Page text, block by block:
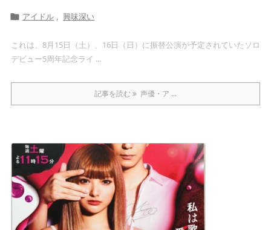
 アイドル , 興味深い
これは、8月15日（土）、16日（日）に振替公演が予定されていたソロ
デビュー5周年記念ライ ...
記事を読む 声優・ア ...